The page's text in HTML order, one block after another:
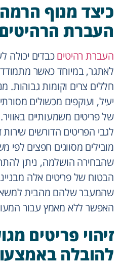
כיצד מנוף
העברת
העברת רהיטיםכבדים יכולה
לאתגר, במיוחד כאשר
חללים צרים וקומות גבוהות.
יעיל, ועוקפים מכשולים
של פריטים משמעותיים
לגבי הפריטים הדורשים
מובילים מסווגים חפצים לפי
שהבחירה הושלמה, ניתן
הבטוח של פריטים אלה
שהמעבר שלהם מהבית
האפשר ללא מאמץ עבור
זיהוי פריטים
להובלה